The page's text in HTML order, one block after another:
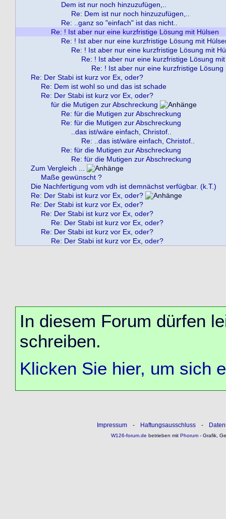
Dem ist nur noch hinzuzufügen,..
Re: Dem ist nur noch hinzuzufügen,..
Re: ..ganz so "einfach" ist das nicht..
Re: ! Ist aber nur eine kurzfristige Lösung mit Hülsen
Re: ! Ist aber nur eine kurzfristige Lösung mit
Re: ! Ist aber nur eine kurzfristige Lösung mit
Re: ! Ist aber nur eine kurzfristige Lösung
Re: ! Ist aber nur eine kurzfristige Lösung
Re: Der Stabi ist kurz vor Ex, oder?
Re: Dem ist wohl so und das ist schade
Re: Der Stabi ist kurz vor Ex, oder?
für die Mutigen zur Abschreckung
Re: für die Mutigen zur Abschreckung
Re: für die Mutigen zur Abschreckung
..das ist/wäre einfach, Christof..
Re: ..das ist/wäre einfach, Christof..
Re: für die Mutigen zur Abschreckung
Re: für die Mutigen zur Abschreckung
Zum Vergleich ...
Maße gewünscht ?
Die Nachfertigung vom vdh ist demnächst verfügbar. (k.T.)
Re: Der Stabi ist kurz vor Ex, oder?
Re: Der Stabi ist kurz vor Ex, oder?
Re: Der Stabi ist kurz vor Ex, oder?
Re: Der Stabi ist kurz vor Ex, oder?
Re: Der Stabi ist kurz vor Ex, oder?
Re: Der Stabi ist kurz vor Ex, oder?
In diesem Forum dürfen
schreiben.
Klicken Sie hier, um sich
Impressum - Haftungsausschluss -
W126-forum.de betrieben mitPhorum- Grafik,